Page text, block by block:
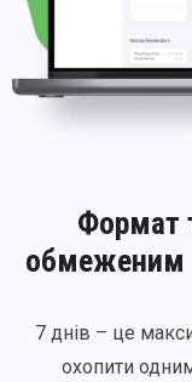
Формат
обмеженим
7 днів – це
охопити